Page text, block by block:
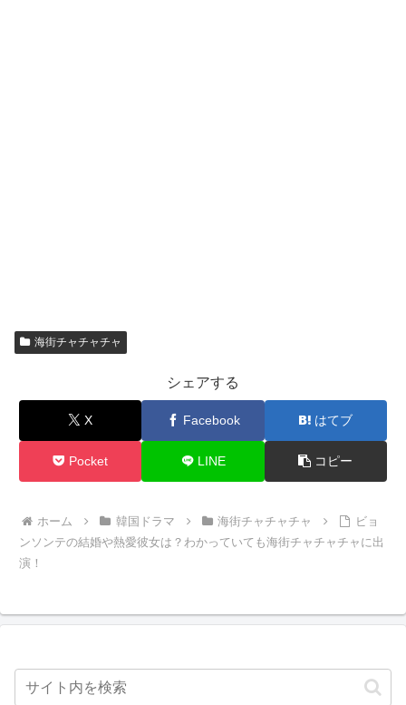
海街チャチャチャ
シェアする
X Facebook はてブ
Pocket LINE コピー
ホーム 韓国ドラマ 海街チャチャチャ
ビョ
ンソンテの結婚や熱愛彼女は？わかっていても海街チャチャチャに出
演！